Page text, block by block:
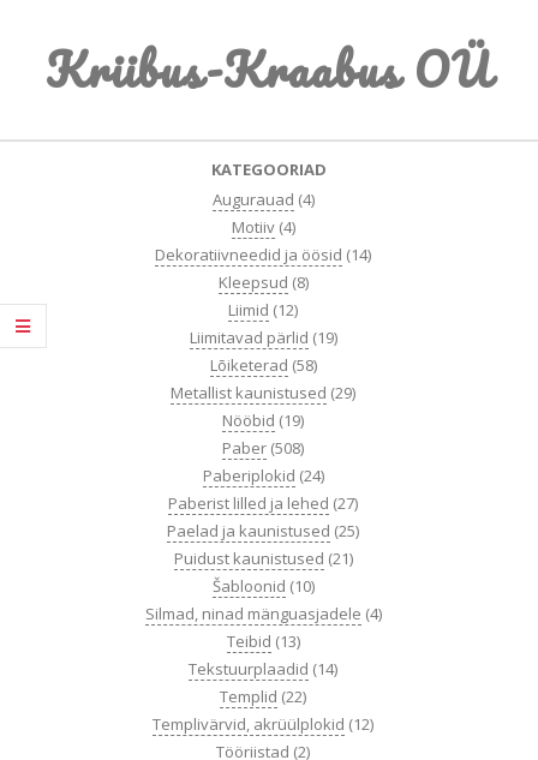
contentKriibus-Kraabus OÜ
KATEGOORIAD
Augurauad (4)
Motiiv (4)
Dekoratiivneedid ja öösid (14)
Kleepsud (8)
Liimid (12)
Liimitavad pärlid (19)
Lõiketerad (58)
Metallist kaunistused (29)
Nööbid (19)
Paber (508)
Paberiplokid (24)
Paberist lilled ja lehed (27)
Paelad ja kaunistused (25)
Puidust kaunistused (21)
Šabloonid (10)
Silmad, ninad mänguasjadele (4)
Teibid (13)
Tekstuurplaadid (14)
Templid (22)
Templivärvid, akrüülplokid (12)
Tööriistad (2)